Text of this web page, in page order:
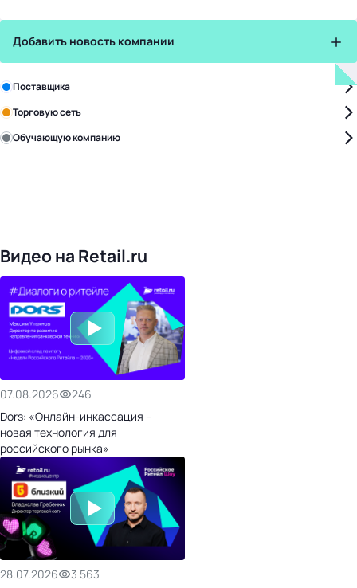
Добавить новость компании
Зарегистрируйте в бизнес-центре:
Поставщика
Торговую сеть
Обучающую компанию
Видео на Retail.ru
07.08.2026
246
Dors: «Онлайн-инкассация –
новая технология для
российского рынка»
28.07.2026
3 563